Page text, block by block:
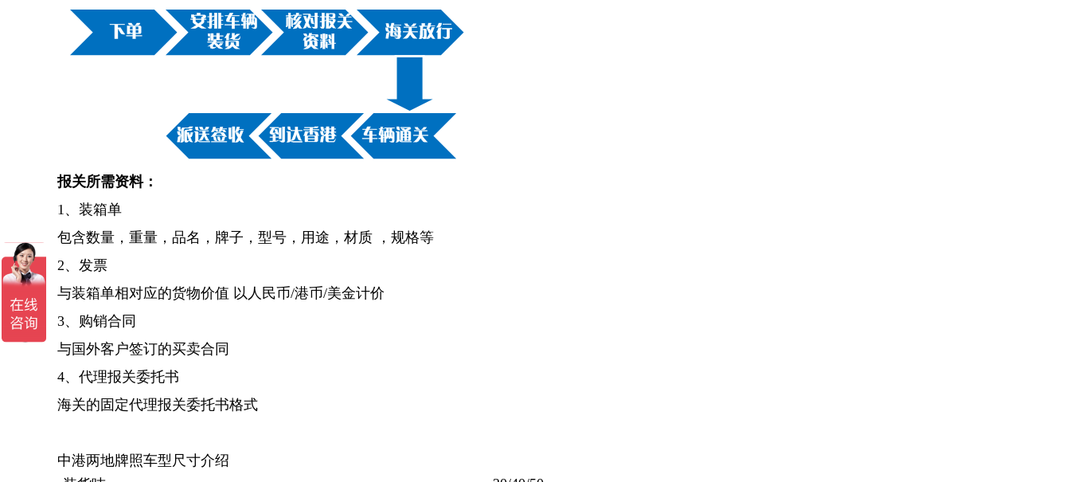
报关所需资料：
1、装箱单
包含数量，重量，品名，牌子，型号，用途，材质 ，规格等
2、发票
与装箱单相对应的货物价值 以人民币/港币/美金计价
3、购销合同
与国外客户签订的买卖合同
4、代理报关委托书
海关的固定代理报关委托书格式
中港两地牌照车型尺寸介绍